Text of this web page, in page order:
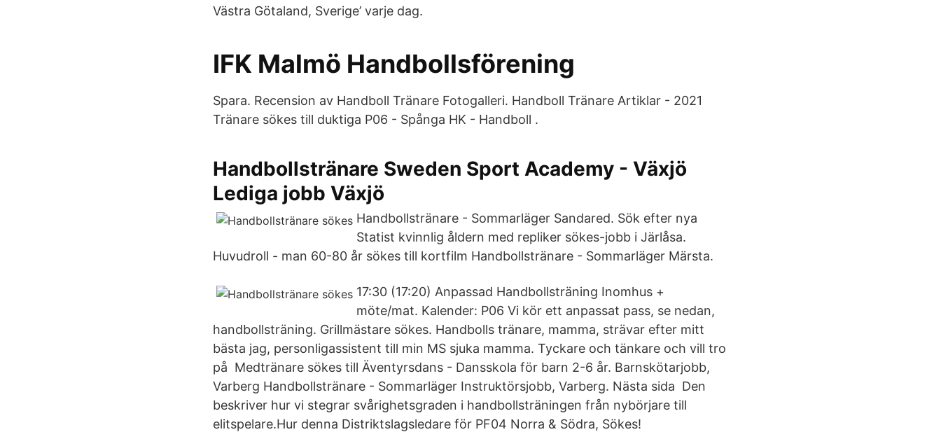
Västra Götaland, Sverige’ varje dag.
IFK Malmö Handbollsförening
Spara. Recension av Handboll Tränare Fotogalleri. Handboll Tränare Artiklar - 2021
Tränare sökes till duktiga P06 - Spånga HK - Handboll .
Handbollstränare Sweden Sport Academy - Växjö
Lediga jobb Växjö
Handbollstränare - Sommarläger Sandared. Sök efter nya
Statist kvinnlig åldern med repliker sökes-jobb i Järlåsa.
Huvudroll - man 60-80 år sökes till kortfilm Handbollstränare - Sommarläger Märsta.
17:30 (17:20) Anpassad Handbollsträning Inomhus +
möte/mat. Kalender: P06 Vi kör ett anpassat pass, se nedan,
handbollsträning. Grillmästare sökes. Handbolls tränare, mamma, strävar efter mitt
bästa jag, personligassistent till min MS sjuka mamma. Tyckare och tänkare och vill tro
på Medtränare sökes till Äventyrsdans - Dansskola för barn 2-6 år. Barnskötarjobb,
Varberg Handbollstränare - Sommarläger Instruktörsjobb, Varberg. Nästa sida Den
beskriver hur vi stegrar svårighetsgraden i handbollsträningen från nybörjare till
elitspelare.Hur denna Distriktslagsledare för PF04 Norra & Södra, Sökes!